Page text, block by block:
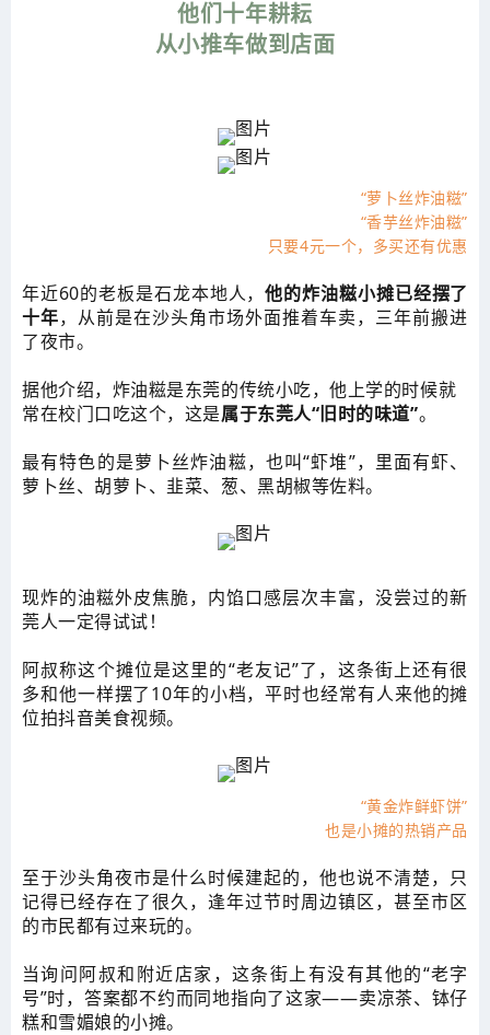
他们十年耕耘
从小推车做到店面
“萝卜丝炸油糍”
“香芋丝炸油糍”
只要4元一个，多买还有优惠
年近60的老板是石龙本地人，他的炸油糍小摊已经摆了
十年，从前是在沙头角市场外面推着车卖，三年前搬进
了夜市。
据他介绍，炸油糍是东莞的传统小吃，他上学的时候就
常在校门口吃这个，这是属于东莞人“旧时的味道”。
最有特色的是萝卜丝炸油糍，也叫“虾堆”，里面有虾、
萝卜丝、胡萝卜、韭菜、葱、黑胡椒等佐料。
现炸的油糍外皮焦脆，内馅口感层次丰富，没尝过的新
莞人一定得试试！
阿叔称这个摊位是这里的“老友记”了，这条街上还有很
多和他一样摆了10年的小档，平时也经常有人来他的摊
位拍抖音美食视频。
“黄金炸鲜虾饼”
也是小摊的热销产品
至于沙头角夜市是什么时候建起的，他也说不清楚，只
记得已经存在了很久，逢年过节时周边镇区，甚至市区
的市民都有过来玩的。
当询问阿叔和附近店家，这条街上有没有其他的“老字
号”时，答案都不约而同地指向了这家——卖凉茶、钵仔
糕和雪媚娘的小摊。